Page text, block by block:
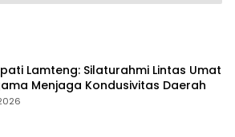
Lamteng: Silaturahmi Lintas Umat
Menjaga Kondusivitas Daerah